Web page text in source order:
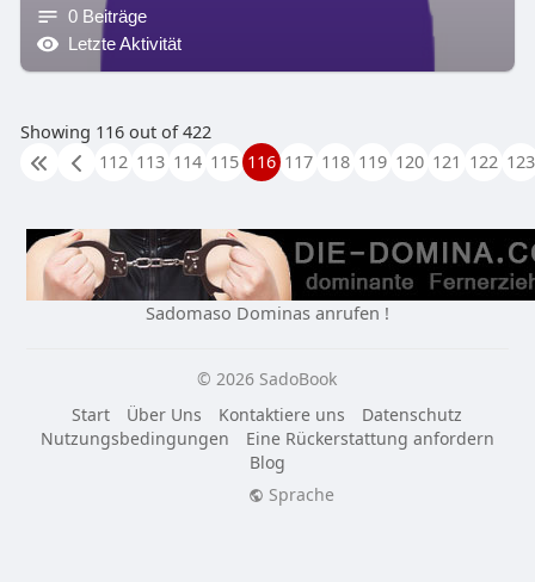
0 Beiträge
Letzte Aktivität
Showing 116 out of 422
112 113 114 115 116 117 118 119 120 121 122 123
Sadomaso Dominas anrufen !
© 2026 SadoBook
Start
Über Uns Kontaktiere uns
Datenschutz
Nutzungsbedingungen
Eine Rückerstattung anfordern
Blog
Sprache